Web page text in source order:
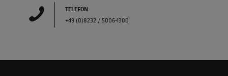
TELEFON
+49 (0)8232 / 5006-1300